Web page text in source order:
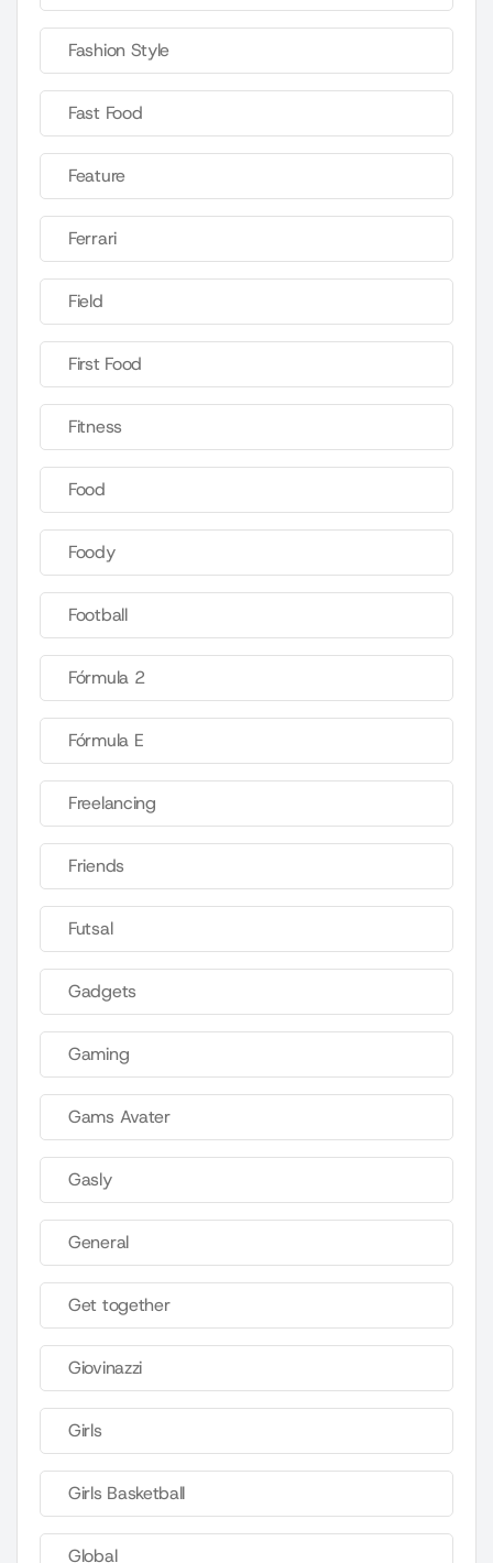
Fashion Style
Fast Food
Feature
Ferrari
Field
First Food
Fitness
Food
Foody
Football
Fórmula 2
Fórmula E
Freelancing
Friends
Futsal
Gadgets
Gaming
Gams Avater
Gasly
General
Get together
Giovinazzi
Girls
Girls Basketball
Global